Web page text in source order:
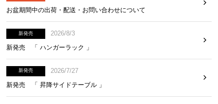
お盆期間中の出荷・配送・お問い合わせについて
新発売
2026/8/3
新発売 「 ハンガーラック 」
新発売
2026/7/27
新発売 「 昇降サイドテーブル 」